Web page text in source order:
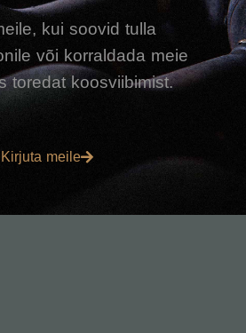
kui soovid tulla
või korraldada meie
toredat koosviibimist.
Kirjuta meile